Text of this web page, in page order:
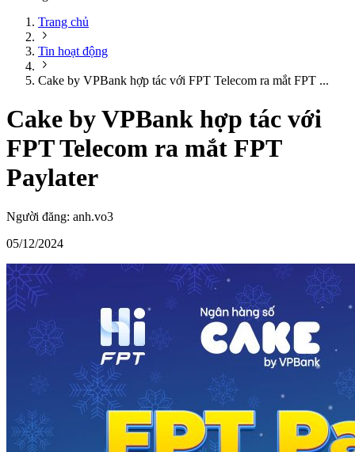
Trang chủ
Tin hoạt động
Cake by VPBank hợp tác với FPT Telecom ra mắt FPT ...
Cake by VPBank hợp tác với
FPT Telecom ra mắt FPT
Paylater
Người đăng: anh.vo3
05/12/2024